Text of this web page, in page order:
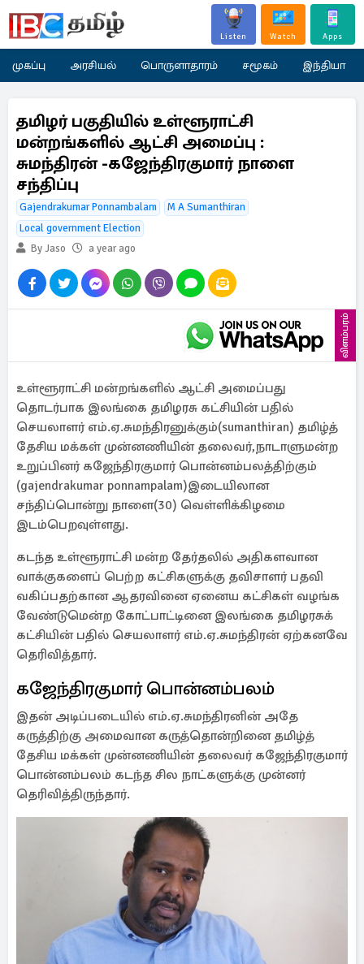
Listen Watch Apps
முகப்பு அரசியல் பொருளாதாரம் சமூகம் இந்தியா
தமிழர் பகுதியில் உள்ளூராட்சி
மன்றங்களில் ஆட்சி அமைப்பு :
சுமந்திரன் -கஜேந்திரகுமார் நாளை
சந்திப்பு
Gajendrakumar Ponnambalam
M A Sumanthiran
Local government Election
By Jaso
a year ago
விளம்பரம்
உள்ளூராட்சி மன்றங்களில் ஆட்சி அமைப்பது
தொடர்பாக இலங்கை தமிழரசு கட்சியின் பதில்
செயலாளர் எம்.ஏ.சுமந்திரனுக்கும்(sumanthiran) தமிழ்த்
தேசிய மக்கள் முன்னணியின் தலைவர்,நாடாளுமன்ற
உறுப்பினர் கஜேந்திரகுமார் பொன்னம்பலத்திற்கும்
(gajendrakumar ponnampalam)இடையிலான
சந்திப்பொன்று நாளை(30) வெள்ளிக்கிழமை
இடம்பெறவுள்ளது.
கடந்த உள்ளூராட்சி மன்ற தேர்தலில் அதிகளவான
வாக்குகளைப் பெற்ற கட்சிகளுக்கு தவிசாளர் பதவி
வகிப்பதற்கான ஆதரவினை ஏனைய கட்சிகள் வழங்க
வேண்டுமென்ற கோட்பாட்டினை இலங்கை தமிழரசுக்
கட்சியின் பதில் செயலாளர் எம்.ஏ.சுமந்திரன் ஏற்கனவே
தெரிவித்தார்.
கஜேந்திரகுமார் பொன்னம்பலம்
இதன் அடிப்படையில் எம்.ஏ.சுமந்திரனின் அதே
கருத்திற்கு அமைவான கருத்தொன்றினை தமிழ்த்
தேசிய மக்கள் முன்னணியின் தலைவர் கஜேந்திரகுமார்
பொன்னம்பலம் கடந்த சில நாட்களுக்கு முன்னர்
தெரிவித்திருந்தார்.